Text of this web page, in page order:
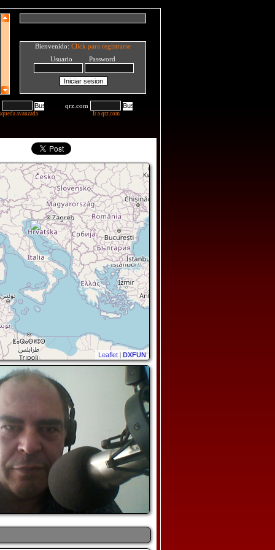
Bienvenido: Click para registrarse
Usuario Password
avanzada
qrz.com
Ir a qrz.com
Leaflet| DXFUN